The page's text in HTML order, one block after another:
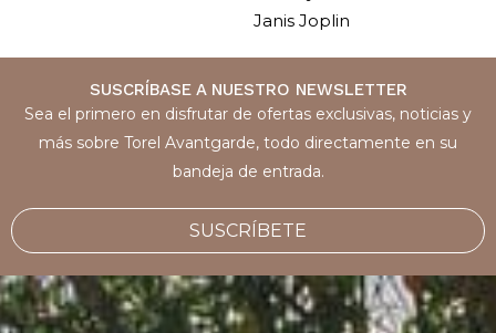
Janis Joplin
SUSCRÍBASE A NUESTRO NEWSLETTER
Sea el primero en disfrutar de ofertas exclusivas, noticias y
más sobre Torel Avantgarde, todo directamente en su
bandeja de entrada.
SUSCRÍBETE